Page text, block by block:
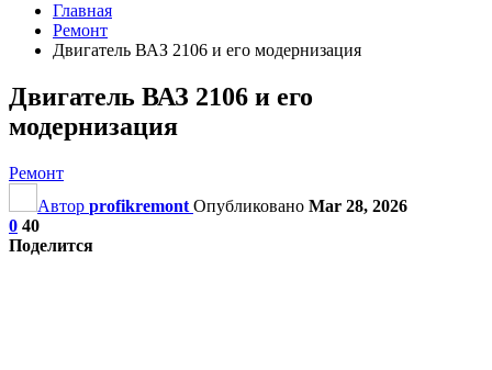
Главная
Ремонт
Двигатель ВАЗ 2106 и его модернизация
Двигатель ВАЗ 2106 и его
модернизация
Ремонт
Автор profikremont Опубликовано Mar 28, 2026
0 40
Поделится